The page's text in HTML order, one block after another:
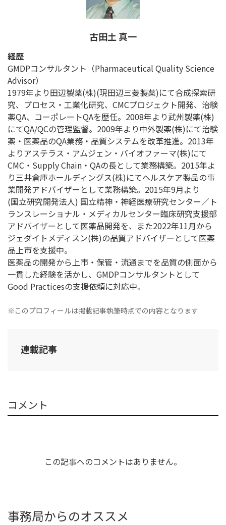
古田土 真一
経歴
GMDPコンサルタント（Pharmaceutical Quality Science
Advisor）
1979年より田辺製薬(株)(現田辺三菱製薬)にて合成探索研
究、プロセス・工業化研究、CMCプロジェクト開発、治験
薬QA、コーポレートQAを歴任。2008年より武州製薬(株)
にてQA/QCの管理監督。2009年より中外製薬(株)にて治験
薬・医薬品のQA業務・品質システムを改革推進。2013年
よりアステラス・アムジェン・バイオファーマ(株)にて
CMC・Supply Chain・QAの長として業務構築。2015年よ
り三井倉庫ホールディングス(株)にてヘルスケア製品の事
業開発アドバイザーとして業務構築。2015年9月より
(国立研究開発法人) 国立精神・神経医療研究センター／ト
ランスレーショナル・メディカルセンター臨床研究支援部
アドバイザーとして医薬品開発を、また2022年11月から
ジェダイトメディスン(株)の品質アドバイザーとして医薬
品上市を支援中。
医薬品の開発から上市・保管・流通までを品質の側面から
一貫した経験を活かし、GMDPコンサルタントとして
Good Practicesの支援依頼に対応中。
※このプロフィールは掲載記事執筆時点での内容となります
連載記事
コメント
この記事へのコメントはありません。
事務局からのオススメ